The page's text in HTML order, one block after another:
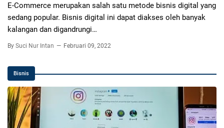
E-Commerce merupakan salah satu metode bisnis digital yang
sedang popular. Bisnis digital ini dapat diakses oleh banyak
kalangan dan digandrungi…
By Suci Nur Intan Februari 09, 2022
Bisnis